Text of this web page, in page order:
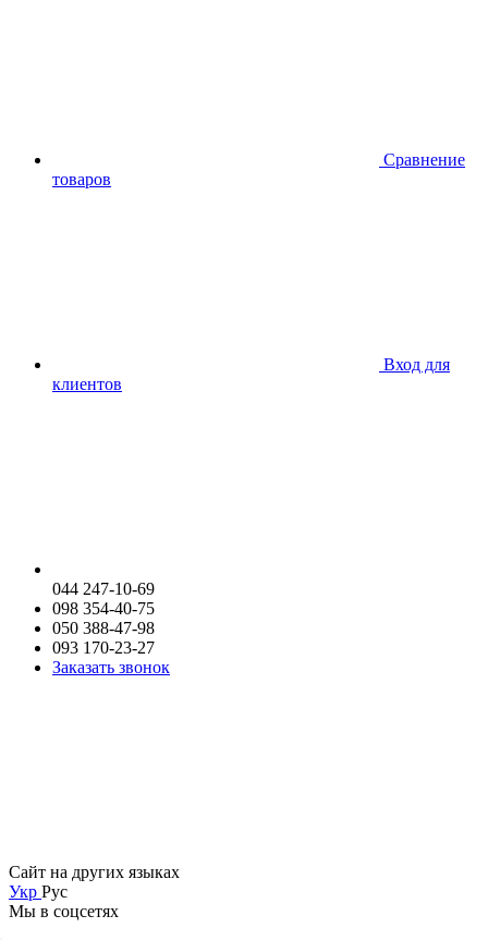
Сравнение
товаров
Вход для
клиентов
044 247-10-69
098 354-40-75
050 388-47-98
093 170-23-27
Заказать звонок
Сайт на других языках
Укр Рус
Мы в соцсетях